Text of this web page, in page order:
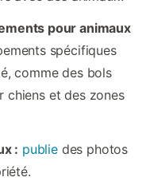
pour animaux
spécifiques
comme des bols
chiens et des zones
: publiedes photos